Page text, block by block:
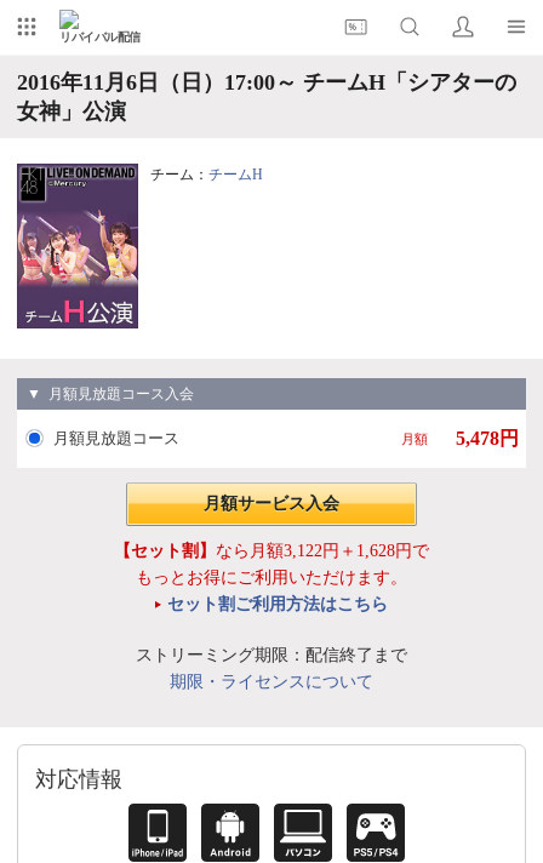
リバイバル配信
2016年11月6日（日）17:00～ チームH「シアターの
女神」公演
チーム： チームH
▼ 月額見放題コース入会
月額見放題コース 月額 5,478円
月額サービス入会
【セット割】 なら月額3,122円＋1,628円で
もっとお得にご利用いただけます。
セット割ご利用方法はこちら
ストリーミング期限：配信終了まで
期限・ライセンスについて
対応情報